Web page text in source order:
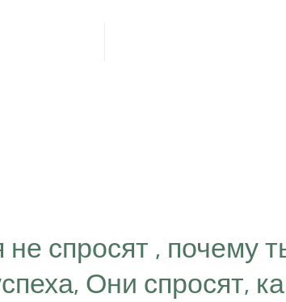
не спросят , почему
Они спросят,